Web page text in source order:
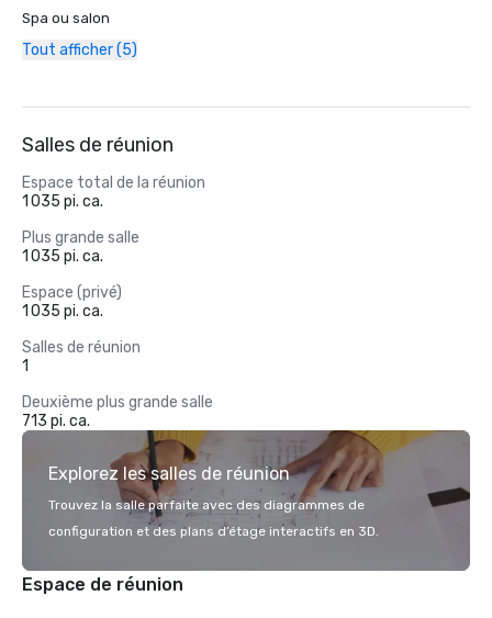
Spa ou salon
Tout afficher (5)
Salles de réunion
Espace total de la réunion
1 035 pi. ca.
Plus grande salle
1 035 pi. ca.
Espace (privé)
1 035 pi. ca.
Salles de réunion
1
Deuxième plus grande salle
713 pi. ca.
Explorez les salles de réunion
Trouvez la salle parfaite avec des diagrammes de
configuration et des plans d’étage interactifs en 3D.
Espace de réunion